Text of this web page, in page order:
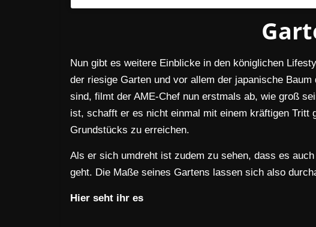
Nun gibt es weitere Einblicke in den königlichen
der riesige Garten und vor allem der japanische
sind, filmt der AME-Chef nun erstmals ab, wie groß
ist, schafft er es nicht einmal mit einem kräftigen Tritt
Grundstücks zu erreichen.
Als er sich umdreht ist zudem zu sehen, dass es
geht. Die Maße seines Gartens lassen sich also
Hier seht ihr es